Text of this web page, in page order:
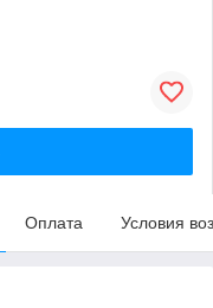
Оплата Условия